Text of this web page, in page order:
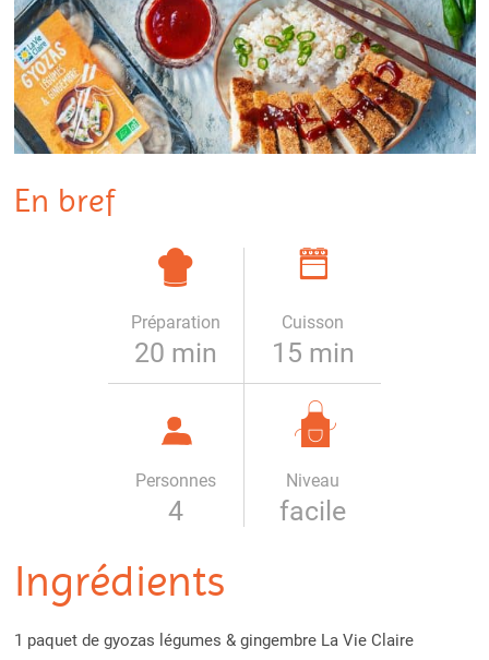
En bref
Préparation
20 min
Cuisson
15 min
Personnes
4
Niveau
facile
Ingrédients
1 paquet de gyozas légumes & gingembre La Vie Claire